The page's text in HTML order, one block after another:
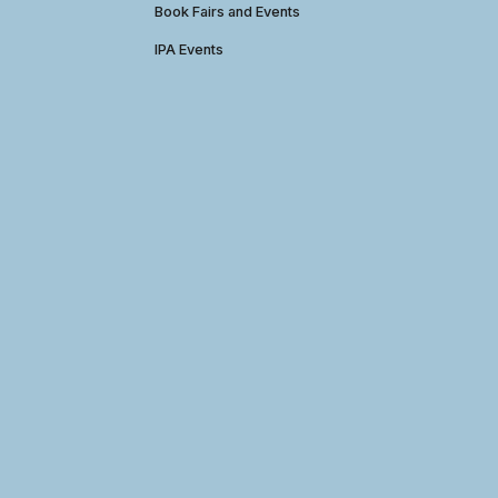
Book Fairs and Events
IPA Events